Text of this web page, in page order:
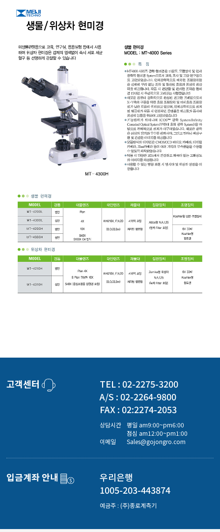
화상카메라
고객센터
TEL : 02-2275-3200
A/S : 02-2264-9800
FAX : 02:2274-2053
상담시간
평일 am9:00~pm6:00
점심 am12:00~pm1:00
이메일
Sales@gojongro.com
입금계좌 안내
우리은행
1005-203-443874
예금주 : (주)종로계측기